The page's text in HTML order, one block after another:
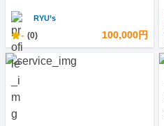
RYU’s
- (0) 100,000円